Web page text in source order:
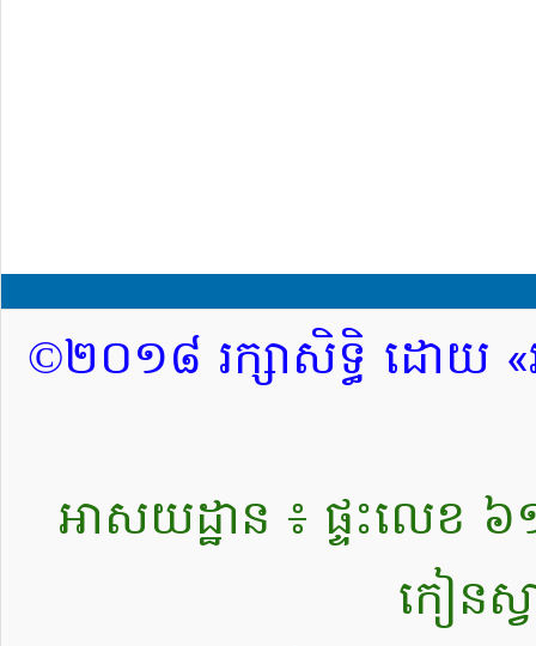
©២០១៨ រក្សាសិទ្ធិ ដោយ
អាសយដ្ឋាន ៖ ផ្ទះលេខ
កៀនស្